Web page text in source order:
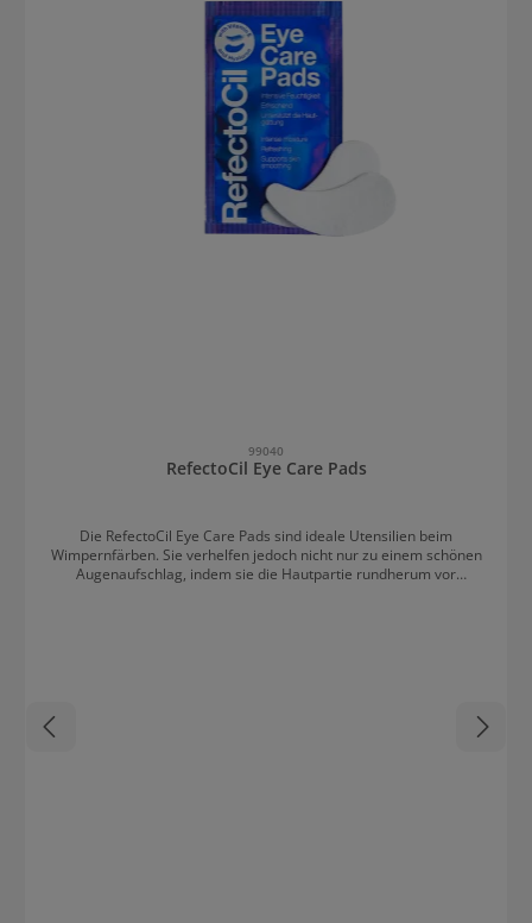
99040
RefectoCil Eye Care Pads
Die RefectoCil Eye Care Pads sind ideale Utensilien beim
Wimpernfärben. Sie verhelfen jedoch nicht nur zu einem schönen
Augenaufschlag, indem sie die Hautpartie rundherum vor